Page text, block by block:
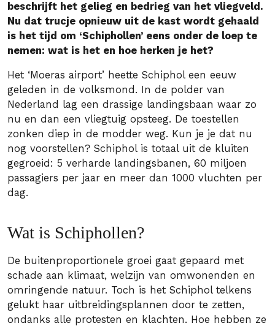
beschrijft het gelieg en bedrieg van het vliegveld.
Nu dat trucje opnieuw uit de kast wordt gehaald
is het tijd om ‘Schiphollen’ eens onder de loep te
nemen: wat is het en hoe herken je het?
Het ‘Moeras airport’ heette Schiphol een eeuw
geleden in de volksmond. In de polder van
Nederland lag een drassige landingsbaan waar zo
nu en dan een vliegtuig opsteeg. De toestellen
zonken diep in de modder weg. Kun je je dat nu
nog voorstellen? Schiphol is totaal uit de kluiten
gegroeid: 5 verharde landingsbanen, 60 miljoen
passagiers per jaar en meer dan 1000 vluchten per
dag.
Wat is Schiphollen?
De buitenproportionele groei gaat gepaard met
schade aan klimaat, welzijn van omwonenden en
omringende natuur. Toch is het Schiphol telkens
gelukt haar uitbreidingsplannen door te zetten,
ondanks alle protesten en klachten. Hoe hebben ze